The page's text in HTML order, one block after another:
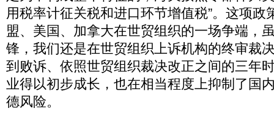
用税率计征关税和进口环节增值税”。这项政
盟、美国、加拿大在世贸组织的一场争端，
锋，我们还是在世贸组织上诉机构的终审裁
到败诉、依照世贸组织裁决改正之间的三年
业得以初步成长，也在相当程度上抑制了国
德风险。